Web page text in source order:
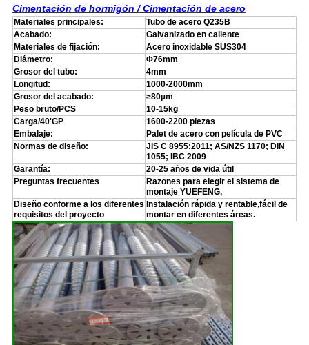
Cimentación de hormigón / Cimentación de acero
Materiales principales:
Tubo de acero Q235B
Acabado:
Galvanizado en caliente
Materiales de fijación:
Acero inoxidable SUS304
Diámetro:
Φ76mm
Grosor del tubo:
4mm
Longitud:
1000-2000mm
Grosor del acabado:
≥80µm
Peso bruto/PCS
10-15kg
Carga/40'GP
1600-2200 piezas
Embalaje:
Palet de acero con película de PVC
Normas de diseño:
JIS C 8955:2011; AS/NZS 1170; DIN
1055; IBC 2009
Garantía:
20-25 años de vida útil
Preguntas frecuentes
Razones para elegir el sistema de
montaje YUEFENG,
Diseño conforme a los diferentes
requisitos del proyecto
Instalación rápida y rentable,fácil de
montar en diferentes áreas.